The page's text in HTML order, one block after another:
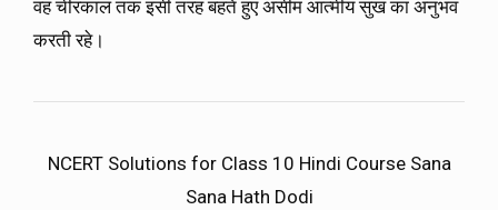
वह चीरकाल तक इसी तरह बहते हुए असीम आत्मीय सुख का अनुभव
करती रहे।
NCERT Solutions for Class 10 Hindi Course Sana
Sana Hath Dodi